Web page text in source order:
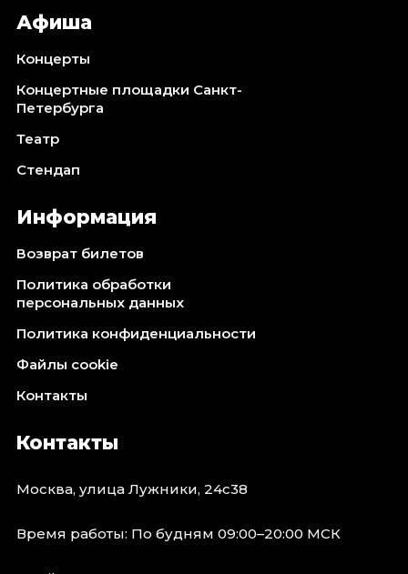
Афиша
Концерты
Концертные площадки Санкт-
Петербурга
Театр
Стендап
Информация
Возврат билетов
Политика обработки
персональных данных
Политика конфиденциальности
Файлы cookie
Контакты
Контакты
Москва, улица Лужники, 24с38
Время работы: По будням 09:00–20:00 МСК